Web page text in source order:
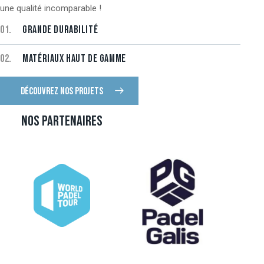
une qualité incomparable !
01. GRANDE DURABILITÉ
02. MATÉRIAUX HAUT DE GAMME
DÉCOUVREZ NOS PROJETS
NOS PARTENAIRES